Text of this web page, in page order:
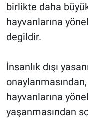
birlikte daha
hayvanlarına
degildir.
İnsanlık dışı
hayvanlarına
yaşanmasından